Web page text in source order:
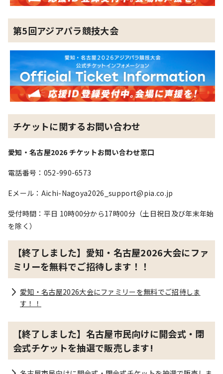
第5回アジアパラ競技大会
チケットに関するお問い合わせ
愛知・名古屋2026 チケットお問い合わせ窓口
電話番号：052-990-6573
Eメール：Aichi-Nagoya2026_support@pia.co.jp
受付時間：平日 10時00分から17時00分（土日祝日及び年末年始
を除く）
【終了しました】愛知・名古屋2026大会にファ
ミリーを無料でご招待します！！
愛知・名古屋2026大会にファミリーを無料でご招待しま
す！！
【終了しました】名古屋市民向けに開会式・閉
会式チケットを抽選で販売します!